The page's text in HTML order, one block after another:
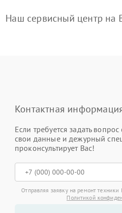
Наш сервисный центр на
Контактная
Если требуется задать вопрос
свои данные и дежурный
проконсультирует Вас!
Отправляя заявку на ремонт
Политикой